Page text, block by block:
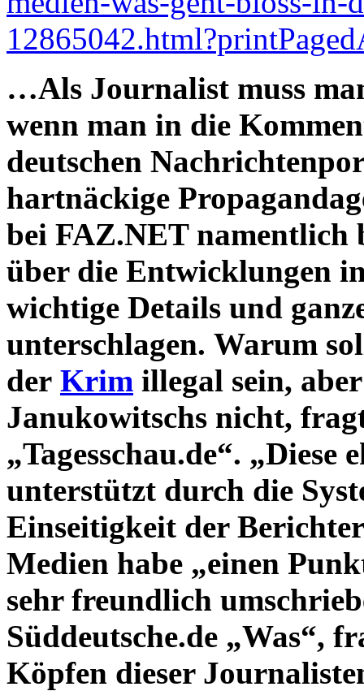
…Als Journalist muss
wenn man in die
deutschen
hartnäckige
bei FAZ.NET
über die Entwicklungen
wichtige Details und
unterschlagen. Warum
der Krim illegal sein,
Janukowitschs nicht,
„Tagesschau.de“.
unterstützt durch die
Einseitigkeit der
Medien habe „einen
sehr freundlich
Süddeutsche.de „Was“,
Köpfen dieser